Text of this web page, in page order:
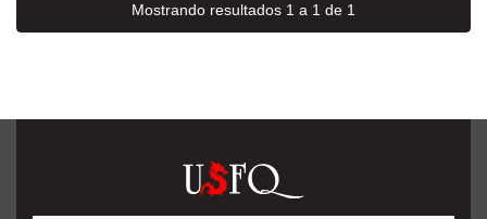
Mostrando resultados 1 a 1 de 1